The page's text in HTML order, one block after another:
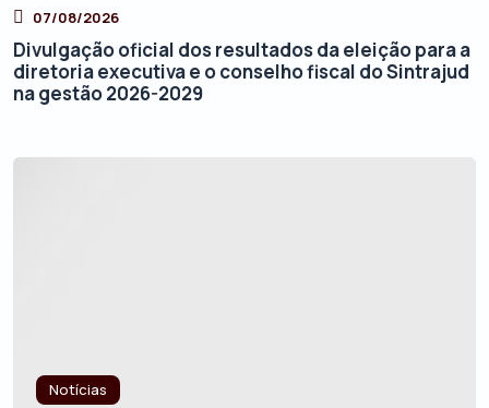
07/08/2026
Divulgação oficial dos resultados da eleição para a
diretoria executiva e o conselho fiscal do Sintrajud
na gestão 2026-2029
Notícias